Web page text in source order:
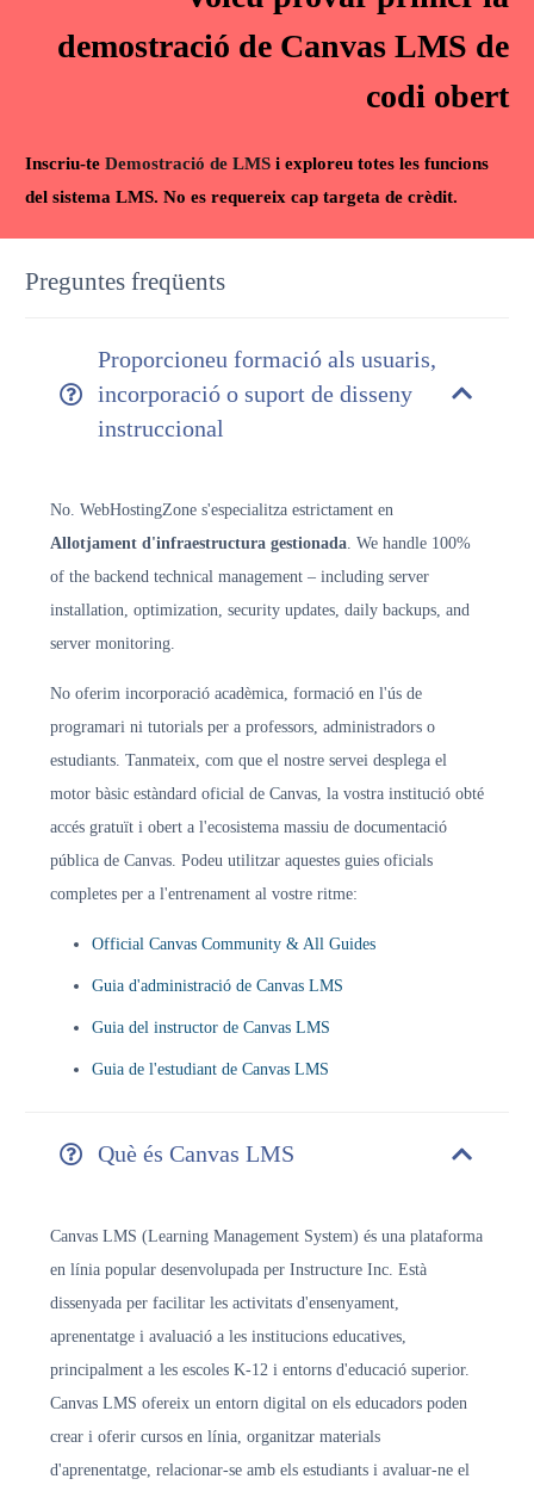
demostració de Canvas LMS de
codi obert
Inscriu-te Demostració de LMS i exploreu totes les funcions
del sistema LMS. No es requereix cap targeta de crèdit.
Preguntes freqüents
Proporcioneu formació als usuaris,
incorporació o suport de disseny
instruccional
No. WebHostingZone s'especialitza estrictament en
Allotjament d'infraestructura gestionada. We handle 100%
of the backend technical management – including server
installation, optimization, security updates, daily backups, and
server monitoring.
No oferim incorporació acadèmica, formació en l'ús de
programari ni tutorials per a professors, administradors o
estudiants. Tanmateix, com que el nostre servei desplega el
motor bàsic estàndard oficial de Canvas, la vostra institució obté
accés gratuït i obert a l'ecosistema massiu de documentació
pública de Canvas. Podeu utilitzar aquestes guies oficials
completes per a l'entrenament al vostre ritme:
Official Canvas Community & All Guides
Guia d'administració de Canvas LMS
Guia del instructor de Canvas LMS
Guia de l'estudiant de Canvas LMS
Què és Canvas LMS
Canvas LMS (Learning Management System) és una plataforma
en línia popular desenvolupada per Instructure Inc. Està
dissenyada per facilitar les activitats d'ensenyament,
aprenentatge i avaluació a les institucions educatives,
principalment a les escoles K-12 i entorns d'educació superior.
Canvas LMS ofereix un entorn digital on els educadors poden
crear i oferir cursos en línia, organitzar materials
d'aprenentatge, relacionar-se amb els estudiants i avaluar-ne el